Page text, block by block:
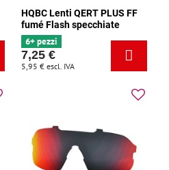
HQBC Lenti QERT PLUS FF
fumé Flash specchiate
6+ pezzi
7,25 €
5,95 € escl. IVA